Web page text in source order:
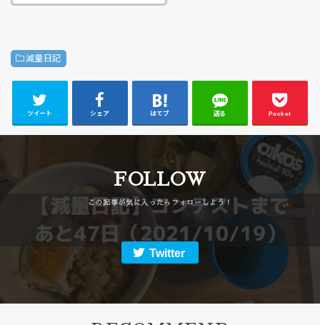
減量日記
ツイート シェア はてブ 送る Pocket
FOLLOW
Twitter